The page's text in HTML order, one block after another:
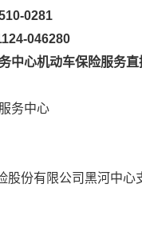
0281
046280
中心机动车保险服务直
务中心
股份有限公司黑河中心